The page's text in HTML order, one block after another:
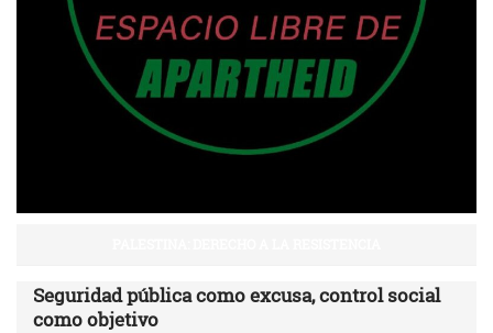
Seguridad pública como excusa, control social
como objetivo